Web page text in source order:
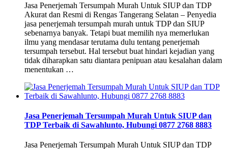
Jasa Penerjemah Tersumpah Murah Untuk SIUP dan TDP
Akurat dan Resmi di Rengas Tangerang Selatan – Penyedia
jasa penerjemah tersumpah murah untuk TDP dan SIUP
sebenarnya banyak. Tetapi buat memilih nya memerlukan
ilmu yang mendasar terutama dulu tentang penerjemah
tersumpah tersebut. Hal tersebut buat hindari kejadian yang
tidak diharapkan satu diantara penipuan atau kesalahan dalam
menentukan …
Jasa Penerjemah Tersumpah Murah Untuk SIUP dan
TDP Terbaik di Sawahlunto, Hubungi 0877 2768 8883
Jasa Penerjemah Tersumpah Murah Untuk SIUP dan TDP